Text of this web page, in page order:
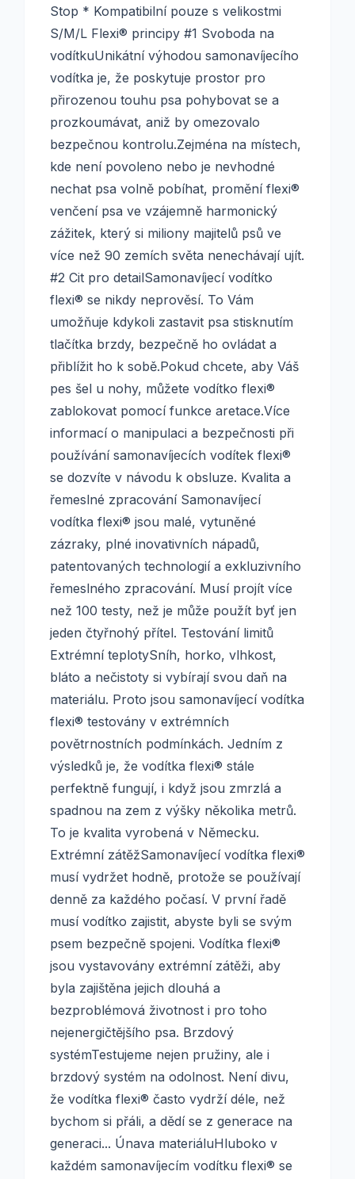
Stop * Kompatibilní pouze s velikostmi
S/M/L Flexi® principy #1 Svoboda na
vodítkuUnikátní výhodou samonavíjecího
vodítka je, že poskytuje prostor pro
přirozenou touhu psa pohybovat se a
prozkoumávat, aniž by omezovalo
bezpečnou kontrolu.Zejména na místech,
kde není povoleno nebo je nevhodné
nechat psa volně pobíhat, promění flexi®
venčení psa ve vzájemně harmonický
zážitek, který si miliony majitelů psů ve
více než 90 zemích světa nenechávají ujít.
#2 Cit pro detailSamonavíjecí vodítko
flexi® se nikdy neprověsí. To Vám
umožňuje kdykoli zastavit psa stisknutím
tlačítka brzdy, bezpečně ho ovládat a
přiblížit ho k sobě.Pokud chcete, aby Váš
pes šel u nohy, můžete vodítko flexi®
zablokovat pomocí funkce aretace.Více
informací o manipulaci a bezpečnosti při
používání samonavíjecích vodítek flexi®
se dozvíte v návodu k obsluze. Kvalita a
řemeslné zpracování Samonavíjecí
vodítka flexi® jsou malé, vytuněné
zázraky, plné inovativních nápadů,
patentovaných technologií a exkluzivního
řemeslného zpracování. Musí projít více
než 100 testy, než je může použít byť jen
jeden čtyřnohý přítel. Testování limitů
Extrémní teplotySníh, horko, vlhkost,
bláto a nečistoty si vybírají svou daň na
materiálu. Proto jsou samonavíjecí vodítka
flexi® testovány v extrémních
povětrnostních podmínkách. Jedním z
výsledků je, že vodítka flexi® stále
perfektně fungují, i když jsou zmrzlá a
spadnou na zem z výšky několika metrů.
To je kvalita vyrobená v Německu.
Extrémní zátěžSamonavíjecí vodítka flexi®
musí vydržet hodně, protože se používají
denně za každého počasí. V první řadě
musí vodítko zajistit, abyste byli se svým
psem bezpečně spojeni. Vodítka flexi®
jsou vystavovány extrémní zátěži, aby
byla zajištěna jejich dlouhá a
bezproblémová životnost i pro toho
nejenergičtějšího psa. Brzdový
systémTestujeme nejen pružiny, ale i
brzdový systém na odolnost. Není divu,
že vodítka flexi® často vydrží déle, než
bychom si přáli, a dědí se z generace na
generaci... Únava materiáluHluboko v
každém samonavíjecím vodítku flexi® se